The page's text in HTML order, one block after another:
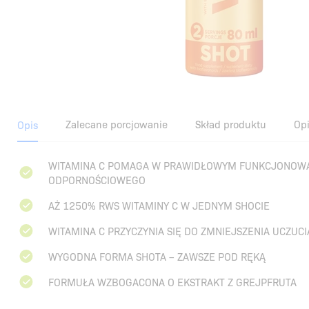
Opis Zalecane porcjowanie Skład produktu
WITAMINA C POMAGA W PRAWIDŁOWYM
ODPORNOŚCIOWEGO
AŻ 1250% RWS WITAMINY C W JEDNYM SHOCIE
WITAMINA C PRZYCZYNIA SIĘ DO ZMNIEJSZENIA
WYGODNA FORMA SHOTA – ZAWSZE POD RĘKĄ
FORMUŁA WZBOGACONA O EKSTRAKT Z GREJPFRUTA